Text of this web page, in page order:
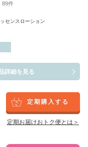
89件
ンスローション
詳細を見る
定期購入する
定期お届けおトク便とは＞